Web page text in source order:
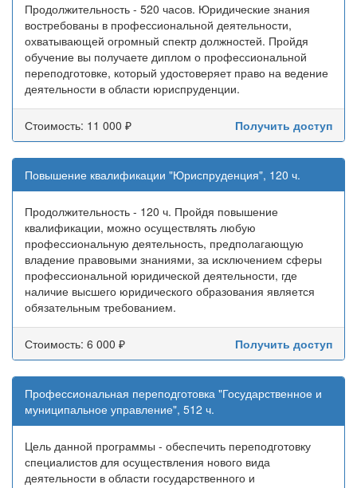
Продолжительность - 520 часов. Юридические знания
востребованы в профессиональной деятельности,
охватывающей огромный спектр должностей. Пройдя
обучение вы получаете диплом о профессиональной
переподготовке, который удостоверяет право на ведение
деятельности в области юриспруденции.
Стоимость: 11 000 ₽ Получить доступ
Повышение квалификации "Юриспруденция", 120 ч.
Продолжительность - 120 ч. Пройдя повышение
квалификации, можно осуществлять любую
профессиональную деятельность, предполагающую
владение правовыми знаниями, за исключением сферы
профессиональной юридической деятельности, где
наличие высшего юридического образования является
обязательным требованием.
Стоимость: 6 000 ₽ Получить доступ
Профессиональная переподготовка "Государственное и
муниципальное управление", 512 ч.
Цель данной программы - обеспечить переподготовку
специалистов для осуществления нового вида
деятельности в области государственного и